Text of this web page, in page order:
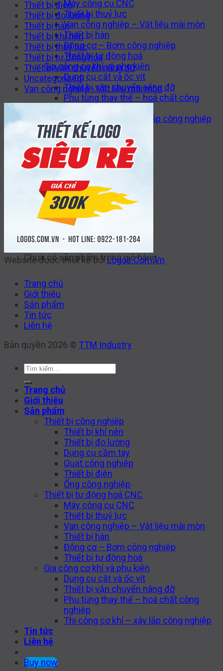
Máy công cụ CNC
Thiết bị thuỷ lực
Van công nghiệp – Vật liệu mài mòn
Thiết bị hàn
Động cơ – Bơm công nghiệp
Thiết bị tự động hoá
Gia công cơ khí và phụ kiện
Dụng cụ cắt và ốc vít
Thiết bị vận chuyển nâng đỡ
Phụ tùng thay thế – hoá chất công
Thi công cơ khí – xây lắp công nghiệp
Tin tức
Liên hệ
Tìm
kiếm:
0916.841.226
Giỏ hàng
Chưa có sản phẩm trong giỏ hàng.
Thiết bị điện
Thiết bị đo lường
Thiết bị hàn
Thiết bị khí nén
Thiết bị thuỷ lực
Thiết bị tự động hoá
Thiết bị vận chuyển nâng đỡ
Uncategorized
Van công nghiệp - Vật liệu mài mòn
Website được thiết kế bởiLogos.Com.Vn
Trang chủ
Giới thiệu
Sản phẩm
Tin tức
Liên hệ
Bản quyền 2026 © TTM Industry
Tìm
Trang chủ
Giới thiệu
Sản phẩm
Thiết bị công nghiệp
Thiết bị khí nén
Thiết bị đo lường
Dụng cụ cầm tay
Quạt công nghiệp
Thiết bị điện
Ống công nghiệp
Thiết bị tự động hoá CNC
Máy công cụ CNC
Thiết bị thuỷ lực
Van công nghiệp – Vật liệu mài mòn
Thiết bị hàn
Động cơ – Bơm công nghiệp
Thiết bị tự động hoá
Gia công cơ khí và phụ kiện
Dụng cụ cắt và ốc vít
Thiết bị vận chuyển nâng đỡ
Phụ tùng thay thế – hoá chất công
nghiệp
Thi công cơ khí – xây lắp công nghiệp
Tin tức
Liên hệ
Buy now